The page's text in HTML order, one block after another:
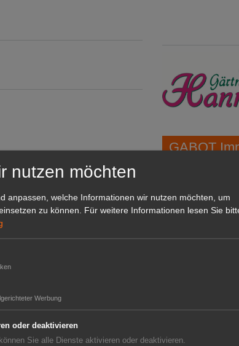
GABOT
1A-Lage, ihre
grünen Branche
Repräsentative
GABOT
nutzen möchten
anpassen, welche Informationen wir nutzen möchten, um
zu können.
Für weitere Informationen lesen Sie
Werbung
oder deaktivieren
Sie alle Dienste aktivieren oder deaktivieren.